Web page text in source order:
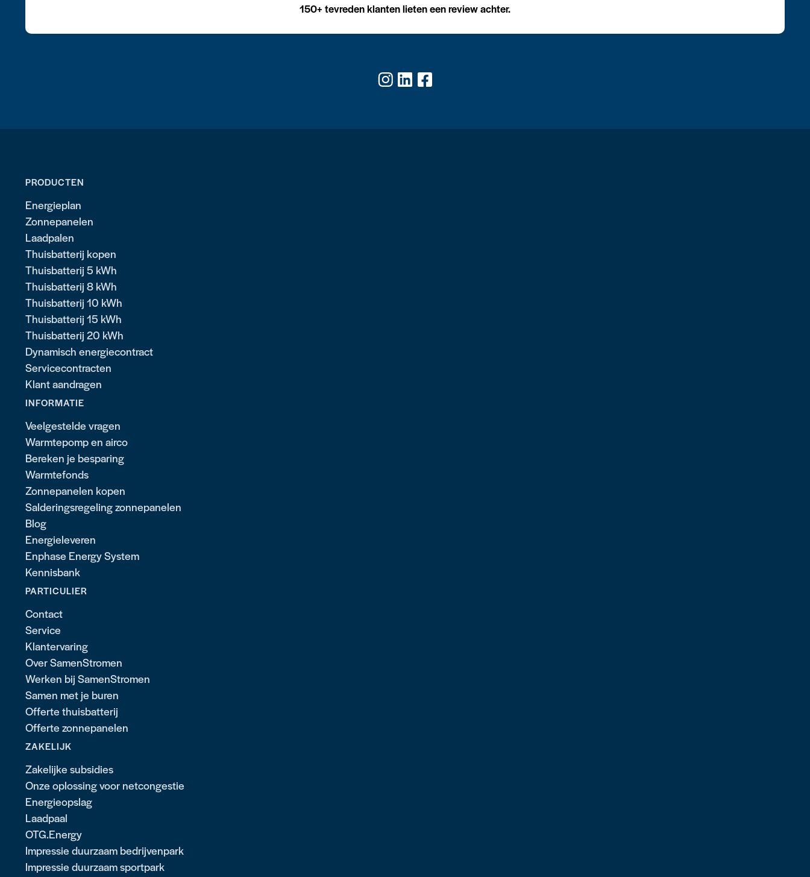
150+ tevreden klanten lieten een review achter.
PRODUCTEN
Energieplan
Zonnepanelen
Laadpalen
Thuisbatterij kopen
Thuisbatterij 5 kWh
Thuisbatterij 8 kWh
Thuisbatterij 10 kWh
Thuisbatterij 15 kWh
Thuisbatterij 20 kWh
Dynamisch energiecontract
Servicecontracten
Klant aandragen
INFORMATIE
Veelgestelde vragen
Warmtepomp en airco
Bereken je besparing
Warmtefonds
Zonnepanelen kopen
Salderingsregeling zonnepanelen
Blog
Energieleveren
Enphase Energy System
Kennisbank
PARTICULIER
Contact
Service
Klantervaring
Over SamenStromen
Werken bij SamenStromen
Samen met je buren
Offerte thuisbatterij
Offerte zonnepanelen
ZAKELIJK
Zakelijke subsidies
Onze oplossing voor netcongestie
Energieopslag
Laadpaal
OTG.Energy
Impressie duurzaam bedrijvenpark
Impressie duurzaam sportpark